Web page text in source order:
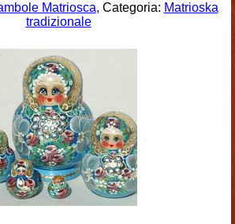
Matriosca, Categoria: Matrioska
tradizionale